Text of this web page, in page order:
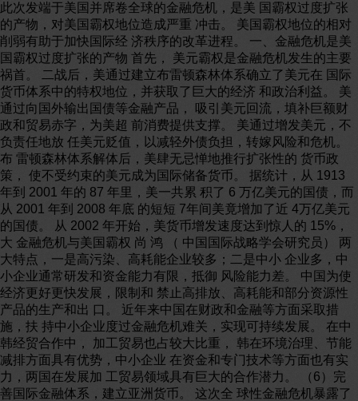
此次发端于美国并席卷全球的金融危机，是美 国霸权过度扩张
的产物，对美国霸权地位造成严重 冲击。 美国霸权地位的相对
削弱有助于加快国际经 济秩序的改革进程。 一、金融危机是美
国霸权过度扩张的产物 首先， 美元霸权是金融危机发生的主要
祸首。 二战后，美通过建立布雷顿森林体系确立了美元在 国际
货币体系中的特权地位，并获取了巨大的经济 和政治利益。 美
通过向国外输出国债等金融产品， 吸引美元回流，填补巨额财
政和贸易赤字，为美超 前消费提供支撑。 美通过增发美元，不
负责任地放 任美元贬值，以减轻外债负担，转嫁风险和危机。
布 雷顿森林体系解体后，美肆无忌惮地推行扩张性的 货币政
策， 使不受约束的美元成为国际储备货币。 据统计，从 1913
年到 2001 年的 87 年里，美一共累 积了 6 万亿美元的国债，而
从 2001 年到 2008 年底 的短短 7年间美竟增加了近 4万亿美元
的国债。 从 2002 年开始，美货币增发速度达到惊人的 15%，
大 金融危机与美国霸权 尚 鸿 （ 中国国际战略学会研究员） 两
大特点，一是高污染、高耗能企业较多；二是中小 企业多，中
小企业通常研发和资金能力有限，抵御 风险能力差。 中国为使
经济更好更快发展，限制和 禁止高排放、高耗能和部分资源性
产品的生产和出 口。 近年来中国在财政和金融等方面采取措
施，扶 持中小企业度过金融危机难关，实现可持续发展。 在中
韩经贸合作中， 加工贸易也占较大比重， 韩在环境治理、节能
减排方面具有优势，中小企业 在资金和专门技术等方面也有实
力，两国在发展加 工贸易领域具有巨大的合作潜力。 （6）完
善国际金融体系，建立亚洲货币。 这次全 球性金融危机暴露了